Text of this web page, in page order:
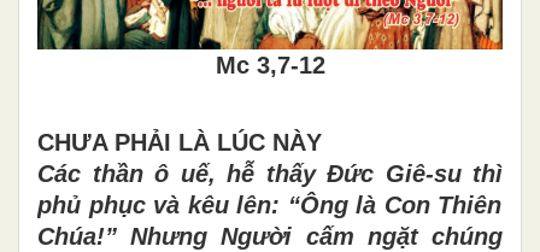
Mc 3,7-12
CHƯA PHẢI LÀ LÚC NÀY
Các thần ô uế, hễ thấy Đức Giê-su thì
phủ phục và kêu lên: “Ông là Con Thiên
Chúa!” Nhưng Người cấm ngặt chúng